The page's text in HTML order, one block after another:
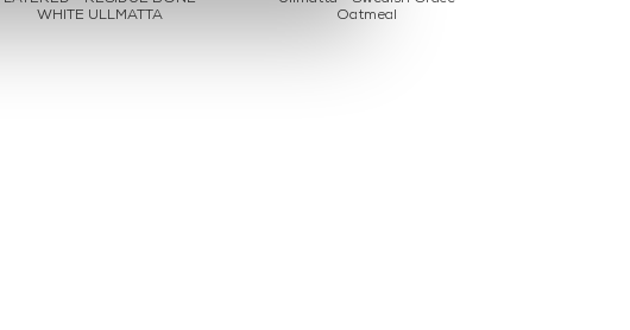
WHITE ULLMATTA
Oatmeal